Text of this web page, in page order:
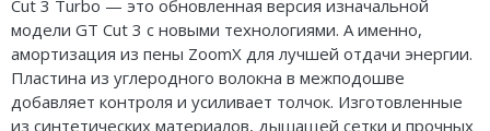
Cut 3 Turbo — это обновленная версия изначальной
модели GT Cut 3 с новыми технологиями. А именно,
амортизация из пены ZoomX для лучшей отдачи энергии.
Пластина из углеродного волокна в межподошве
добавляет контроля и усиливает толчок. Изготовленные
из синтетических материалов, дышащей сетки и прочных
Air Jordan 5
Air Jordan 6
Air Jordan 7
Nike Air Deldon
Nike Sabrina
Nike A’ja